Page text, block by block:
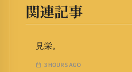
関連記事
見栄。
3 HOURS AGO